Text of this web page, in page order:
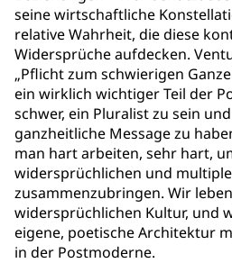
seine wirtschaftliche
relative Wahrheit, die diese
Widersprüche aufdecken.
„Pflicht zum schwierigen
ein wirklich wichtiger Teil der
schwer, ein Pluralist zu sein
ganzheitliche Message zu
man hart arbeiten, sehr hart,
widersprüchlichen und
zusammenzubringen. Wir
widersprüchlichen Kultur, und
eigene, poetische Architektur
in der Postmoderne.